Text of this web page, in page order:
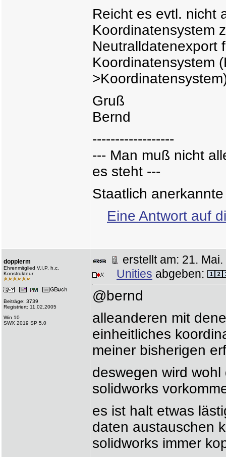
Reicht es evtl. nicht
Koordinatensystem
Neutralldatenexport
Koordinatensystem
Gruß
Bernd
------------------
--- Man muß nicht
es steht ---
Staatlich
Eine Antwort auf
dopplerm
Ehrenmitglied V.I.P. h.c.
Konstrukteur
Beiträge: 3739
Registriert: 11.02.2005
Win 10
SWX 2019 SP 5.0
erstellt am: 21.
Unities abgeben:
@bernd
alleanderen mit
einheitliches
meiner bisherigen
deswegen wird
solidworks
es ist halt etwas
daten austauschen
solidworks immer